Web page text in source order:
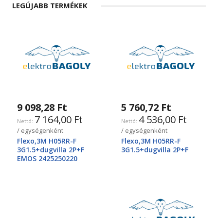
LEGÚJABB TERMÉKEK
9 098,28 Ft
7 164,00 Ft
/ egységenként
Flexo,3M H05RR-F
3G1.5+dugvilla 2P+F
EMOS 2425250220
5 760,72 Ft
4 536,00 Ft
/ egységenként
Flexo,3M H05RR-F
3G1.5+dugvilla 2P+F